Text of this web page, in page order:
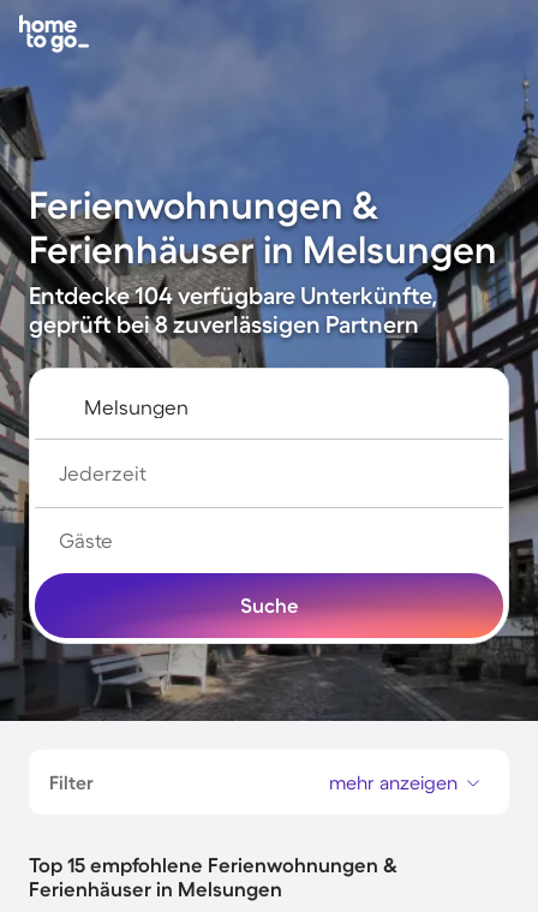
Ferienwohnungen &
Ferienhäuser in Melsungen
Entdecke 104 verfügbare Unterkünfte,
geprüft bei 8 zuverlässigen Partnern
Jederzeit
Gäste
Suche
Filter mehr anzeigen
Top 15 empfohlene Ferienwohnungen &
Ferienhäuser in Melsungen